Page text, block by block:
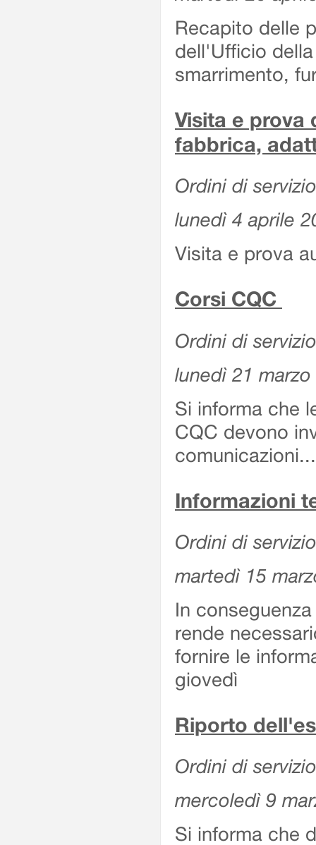
Recapito delle
dell'Ufficio
smarrimento,
Visita e prova
fabbrica,
Ordini di
lunedì 4 aprile
Visita e prova
Corsi CQC
Ordini di
lunedì 21
Si informa che
CQC devono
comunicazioni...
Informazioni
Ordini di
martedì 15
In
rende
fornire le
giovedì
Riporto
Ordini di
mercoledì 9
Si informa che